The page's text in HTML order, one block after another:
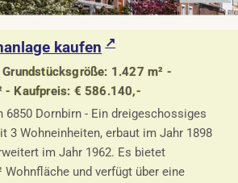
kaufen
1.427 m² -
- Kaufpreis: € 586.140,-
6850 Dornbirn - Ein dreigeschossiges
3 Wohneinheiten, erbaut im Jahr 1898
im Jahr 1962. Es bietet
Wohnfläche und verfügt über eine